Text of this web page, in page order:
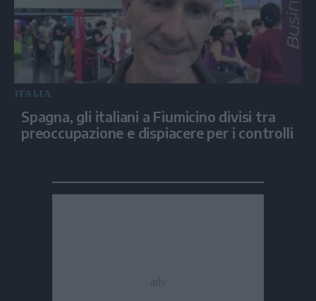
ITALIA
Spagna, gli italiani a Fiumicino divisi tra
preoccupazione e dispiacere per i controlli